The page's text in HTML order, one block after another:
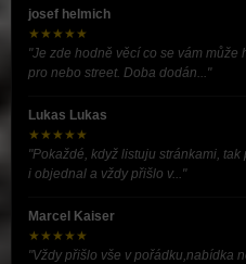
josef helmich
★★★★★
"Je zde hodně věcí co se vám může
pro nebo street. Doba dodán..."
Lukas Lukas
★★★★★
"Pokaždé, když listuju stránkami,
i objednal a vždy přišlo v..."
Marcel Kaiser
★★★★★
"Vždy přišlo vše v pořádku,nabídka